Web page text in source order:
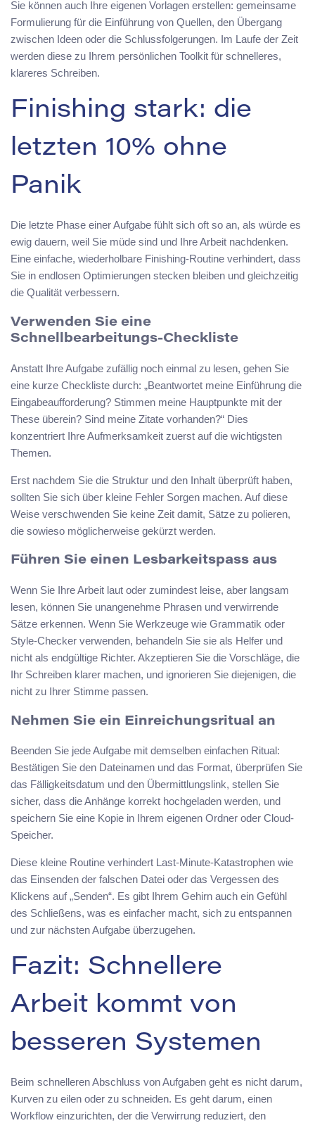
Sie können auch Ihre eigenen Vorlagen erstellen: gemeinsame
Formulierung für die Einführung von Quellen, den Übergang
zwischen Ideen oder die Schlussfolgerungen. Im Laufe der Zeit
werden diese zu Ihrem persönlichen Toolkit für schnelleres,
klareres Schreiben.
Finishing stark: die
letzten 10% ohne
Panik
Die letzte Phase einer Aufgabe fühlt sich oft so an, als würde es
ewig dauern, weil Sie müde sind und Ihre Arbeit nachdenken.
Eine einfache, wiederholbare Finishing-Routine verhindert, dass
Sie in endlosen Optimierungen stecken bleiben und gleichzeitig
die Qualität verbessern.
Verwenden Sie eine
Schnellbearbeitungs-Checkliste
Anstatt Ihre Aufgabe zufällig noch einmal zu lesen, gehen Sie
eine kurze Checkliste durch: „Beantwortet meine Einführung die
Eingabeaufforderung? Stimmen meine Hauptpunkte mit der
These überein? Sind meine Zitate vorhanden?“ Dies
konzentriert Ihre Aufmerksamkeit zuerst auf die wichtigsten
Themen.
Erst nachdem Sie die Struktur und den Inhalt überprüft haben,
sollten Sie sich über kleine Fehler Sorgen machen. Auf diese
Weise verschwenden Sie keine Zeit damit, Sätze zu polieren,
die sowieso möglicherweise gekürzt werden.
Führen Sie einen Lesbarkeitspass aus
Wenn Sie Ihre Arbeit laut oder zumindest leise, aber langsam
lesen, können Sie unangenehme Phrasen und verwirrende
Sätze erkennen. Wenn Sie Werkzeuge wie Grammatik oder
Style-Checker verwenden, behandeln Sie sie als Helfer und
nicht als endgültige Richter. Akzeptieren Sie die Vorschläge, die
Ihr Schreiben klarer machen, und ignorieren Sie diejenigen, die
nicht zu Ihrer Stimme passen.
Nehmen Sie ein Einreichungsritual an
Beenden Sie jede Aufgabe mit demselben einfachen Ritual:
Bestätigen Sie den Dateinamen und das Format, überprüfen Sie
das Fälligkeitsdatum und den Übermittlungslink, stellen Sie
sicher, dass die Anhänge korrekt hochgeladen werden, und
speichern Sie eine Kopie in Ihrem eigenen Ordner oder Cloud-
Speicher.
Diese kleine Routine verhindert Last-Minute-Katastrophen wie
das Einsenden der falschen Datei oder das Vergessen des
Klickens auf „Senden“. Es gibt Ihrem Gehirn auch ein Gefühl
des Schließens, was es einfacher macht, sich zu entspannen
und zur nächsten Aufgabe überzugehen.
Fazit: Schnellere
Arbeit kommt von
besseren Systemen
Beim schnelleren Abschluss von Aufgaben geht es nicht darum,
Kurven zu eilen oder zu schneiden. Es geht darum, einen
Workflow einzurichten, der die Verwirrung reduziert, den